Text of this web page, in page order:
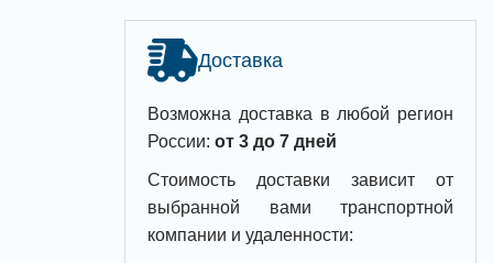
Доставка
Возможна доставка в любой регион
России: от 3 до 7 дней
Стоимость доставки зависит от
выбранной вами транспортной
компании и удаленности: